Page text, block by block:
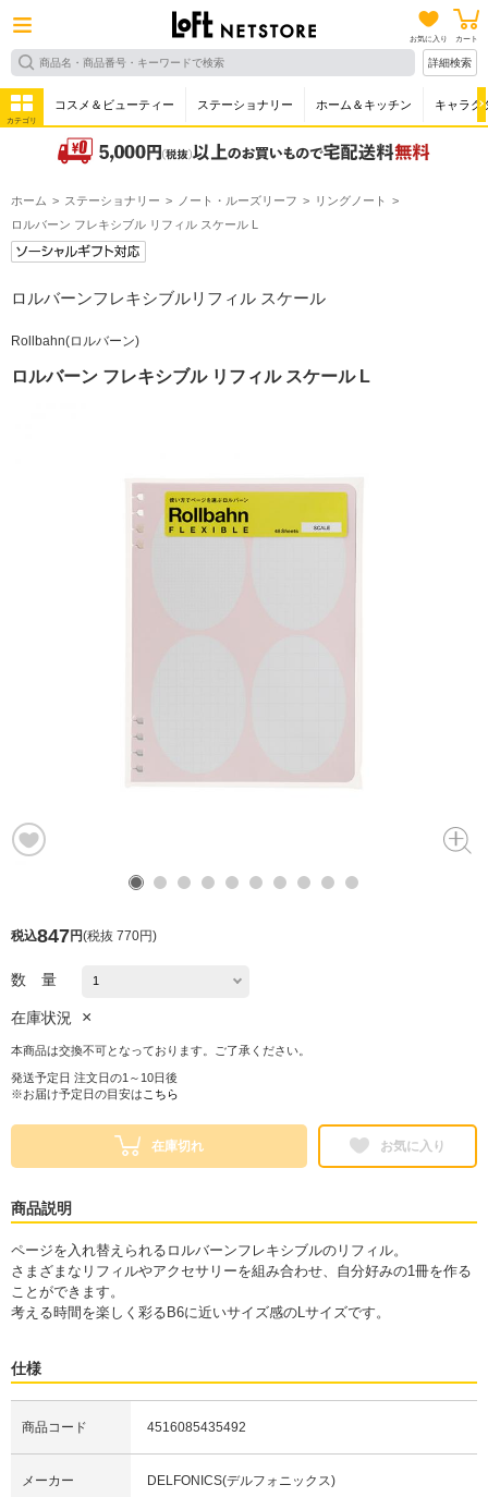
お気に入り カート
詳細検索
カテゴリ
コスメ＆ビューティー ステーショナリー ホーム＆キッチン キャラク
ホーム ステーショナリー ノート・ルーズリーフ
リングノート
ロルバーン フレキシブル リフィル スケール L
ロルバーンフレキシブルリフィル スケール
Rollbahn(ロルバーン)
ロルバーン フレキシブル リフィル スケール L
税込847円(税抜 770円)
数 量
在庫状況 ×
本商品は交換不可となっております。ご了承ください。
発送予定日 注文日の1～10日後
※お届け予定日の目安は こちら
在庫切れ お気に入り
商品説明
ページを入れ替えられるロルバーンフレキシブルのリフィル。
さまざまなリフィルやアクセサリーを組み合わせ、自分好みの1冊を作る
ことができます。
考える時間を楽しく彩るB6に近いサイズ感のLサイズです。
仕様
商品コード 4516085435492
メーカー DELFONICS(デルフォニックス)